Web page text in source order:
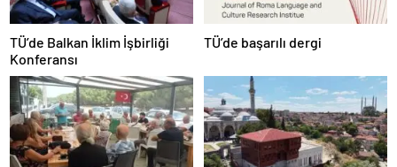
TÜ’de Balkan İklim İşbirliği
Konferansı
TÜ’de başarılı dergi